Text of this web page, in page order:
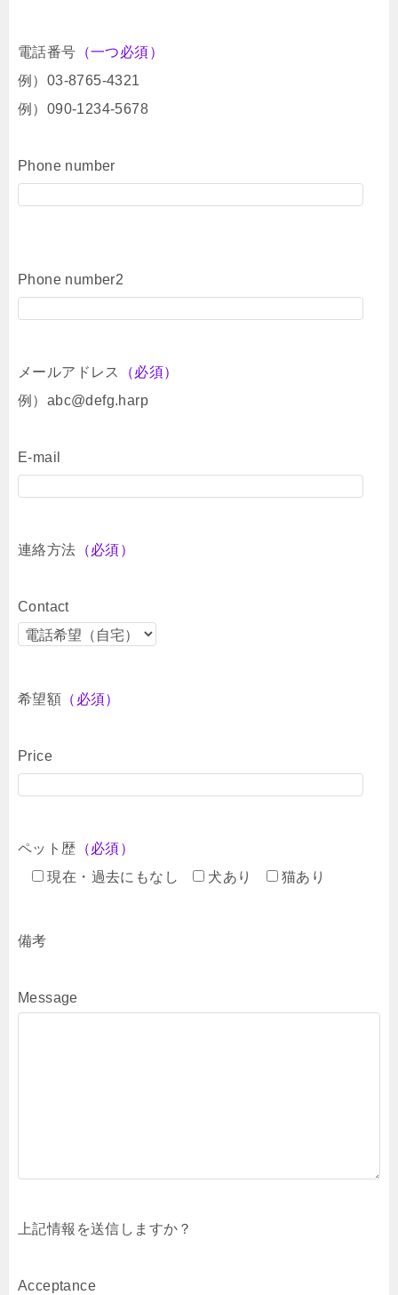
電話番号 （一つ必須）
例）03-8765-4321
例）090-1234-5678
Phone number
Phone number2
メールアドレス
（必須）
例）abc@defg.harp
E-mail
連絡方法 （必須）
Contact
希望額 （必須）
Price
ペット歴 （必須）
現在・過去にもなし
犬あり 猫あり
備考
Message
上記情報を送信しますか？
Acceptance